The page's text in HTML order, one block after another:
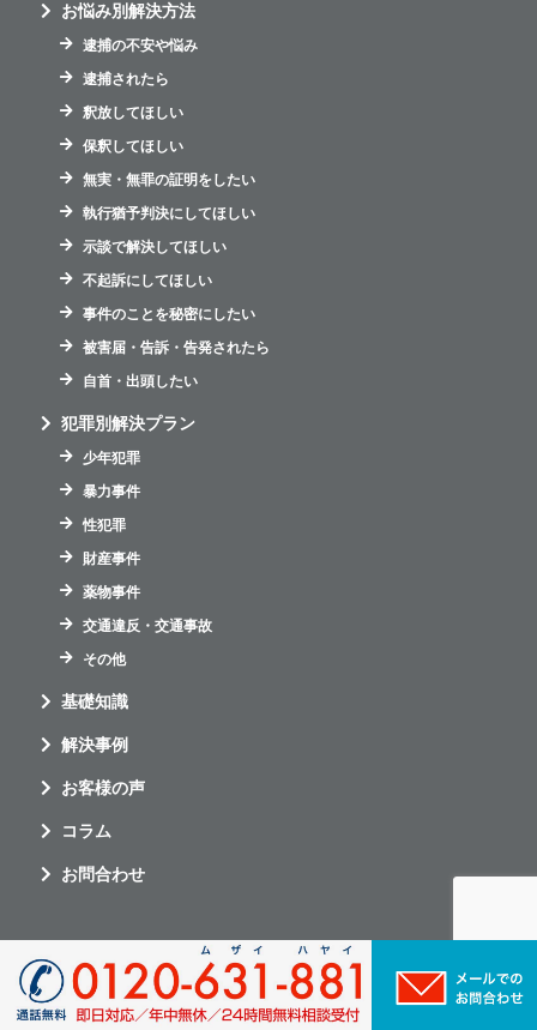
お悩み別解決方法
逮捕の不安や悩み
逮捕されたら
釈放してほしい
保釈してほしい
無実・無罪の証明をしたい
執行猶予判決にしてほしい
示談で解決してほしい
不起訴にしてほしい
事件のことを秘密にしたい
被害届・告訴・告発されたら
自首・出頭したい
犯罪別解決プラン
少年犯罪
暴力事件
性犯罪
財産事件
薬物事件
交通違反・交通事故
その他
基礎知識
解決事例
お客様の声
コラム
お問合わせ